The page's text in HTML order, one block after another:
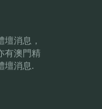
消息，
有澳門精
壇消息.